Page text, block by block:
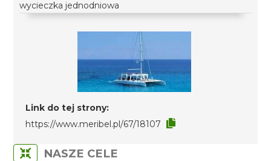
wycieczka jednodniowa
Link do tej strony:
https://www.meribel.pl/67/18107
NASZE CELE